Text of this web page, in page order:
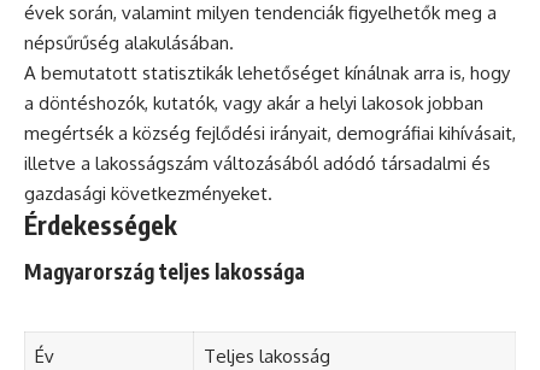
évek során, valamint milyen tendenciák figyelhetők meg a
népsűrűség alakulásában.
A bemutatott statisztikák lehetőséget kínálnak arra is, hogy
a döntéshozók, kutatók, vagy akár a helyi lakosok jobban
megértsék a község fejlődési irányait, demográfiai kihívásait,
illetve a lakosságszám változásából adódó társadalmi és
gazdasági következményeket.
Érdekességek
Magyarország teljes lakossága
Év Teljes lakosság